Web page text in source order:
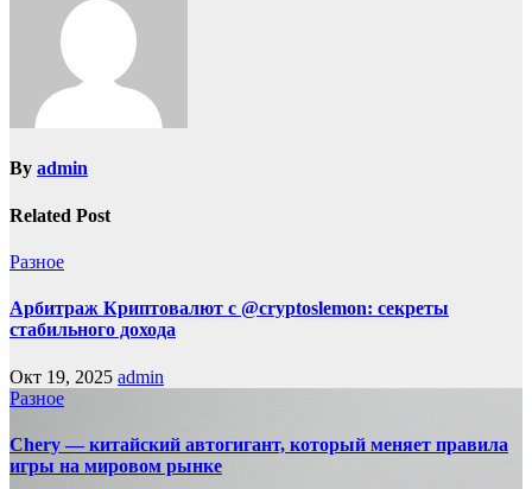
By admin
Related Post
Разное
Арбитраж Криптовалют с @cryptoslemon: секреты
стабильного дохода
Окт 19, 2025 admin
Разное
Chery — китайский автогигант, который меняет правила
игры на мировом рынке